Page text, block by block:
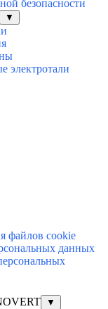
безопасности
▼
электротали
файлов cookie
данных
▼